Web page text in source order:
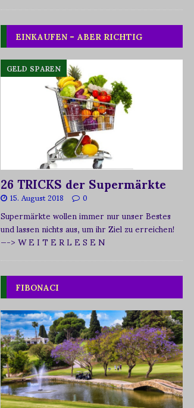
EINKAUFEN – ABER RICHTIG
GELD SPAREN
26 TRICKS der Supermärkte
15. August 2018 0
Supermärkte wollen immer nur unser Bestes
und lassen nichts aus, um ihr Ziel zu erreichen!
—-> W E I T E R L E S E N
FIBONACI